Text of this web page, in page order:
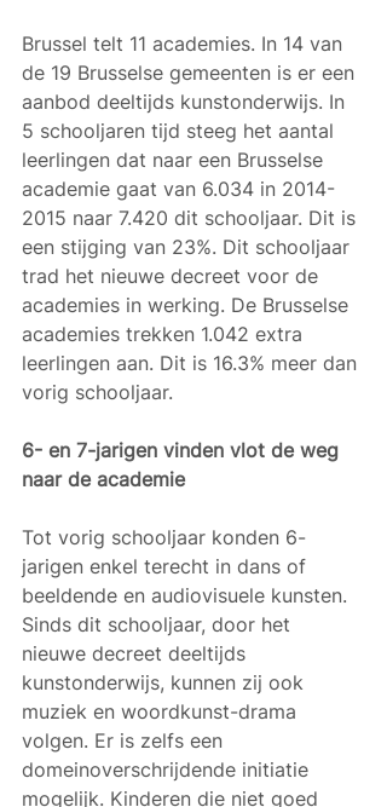
Brussel telt 11 academies. In 14 van
de 19 Brusselse gemeenten is er een
aanbod deeltijds kunstonderwijs. In
5 schooljaren tijd steeg het aantal
leerlingen dat naar een Brusselse
academie gaat van 6.034 in 2014-
2015 naar 7.420 dit schooljaar. Dit is
een stijging van 23%. Dit schooljaar
trad het nieuwe decreet voor de
academies in werking. De Brusselse
academies trekken 1.042 extra
leerlingen aan. Dit is 16.3% meer dan
vorig schooljaar.
6- en 7-jarigen vinden vlot de weg
naar de academie
Tot vorig schooljaar konden 6-
jarigen enkel terecht in dans of
beeldende en audiovisuele kunsten.
Sinds dit schooljaar, door het
nieuwe decreet deeltijds
kunstonderwijs, kunnen zij ook
muziek en woordkunst-drama
volgen. Er is zelfs een
domeinoverschrijdende initiatie
mogelijk. Kinderen die niet goed